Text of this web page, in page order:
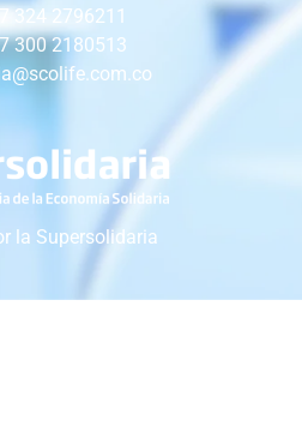
324 2796211
300 2180513
la Supersolidaria